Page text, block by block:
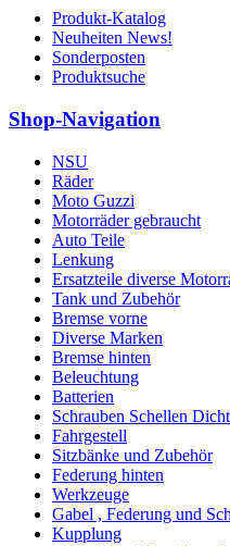
Produkt-Katalog
Neuheiten News!
Sonderposten
Produktsuche
Shop-Navigation
NSU
Räder
Moto Guzzi
Motorräder gebraucht
Auto Teile
Lenkung
Ersatzteile diverse
Tank und Zubehör
Bremse vorne
Diverse Marken
Bremse hinten
Beleuchtung
Batterien
Schrauben Schellen
Fahrgestell
Sitzbänke und Zubehör
Federung hinten
Werkzeuge
Gabel , Federung und
Kupplung